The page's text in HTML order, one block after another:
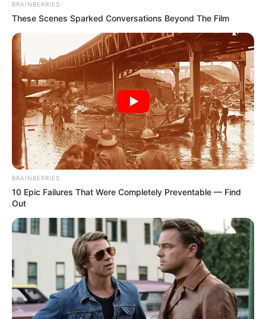
BRAINBERRIES
These Scenes Sparked Conversations Beyond The Film
BRAINBERRIES
10 Epic Failures That Were Completely Preventable — Find
Out